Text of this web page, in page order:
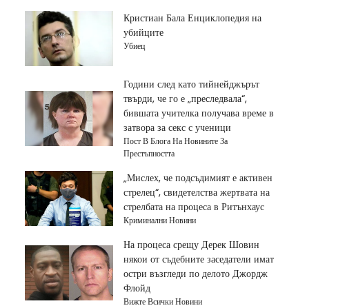
Кристиан Бала Енциклопедия на
убийците
Убиец
Години след като тийнейджърът
твърди, че го е „преследвала“,
бившата учителка получава време в
затвора за секс с ученици
Пост В Блога На Новините За
Престъпността
„Мислех, че подсъдимият е активен
стрелец“, свидетелства жертвата на
стрелбата на процеса в Ритънхаус
Криминални Новини
На процеса срещу Дерек Шовин
някои от съдебните заседатели имат
остри възгледи по делото Джордж
Флойд
Вижте Всички Новини